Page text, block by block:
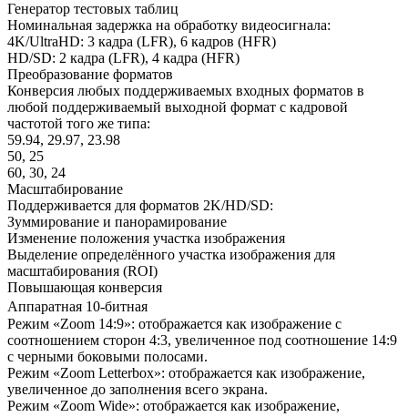
Генератор тестовых таблиц
Номинальная задержка на обработку видеосигнала:
4K/UltraHD: 3 кадра (LFR), 6 кадров (HFR)
HD/SD: 2 кадра (LFR), 4 кадра (HFR)
Преобразование форматов
Конверсия любых поддерживаемых входных форматов в
любой поддерживаемый выходной формат с кадровой
частотой того же типа:
59.94, 29.97, 23.98
50, 25
60, 30, 24
Масштабирование
Поддерживается для форматов 2K/HD/SD:
Зуммирование и панорамирование
Изменение положения участка изображения
Выделение определённого участка изображения для
масштабирования (ROI)
Повышающая конверсия
Аппаратная 10-битная
Режим «Zoom 14:9»: отображается как изображение с
соотношением сторон 4:3, увеличенное под соотношение 14:9
с черными боковыми полосами.
Режим «Zoom Letterbox»: отображается как изображение,
увеличенное до заполнения всего экрана.
Режим «Zoom Wide»: отображается как изображение,